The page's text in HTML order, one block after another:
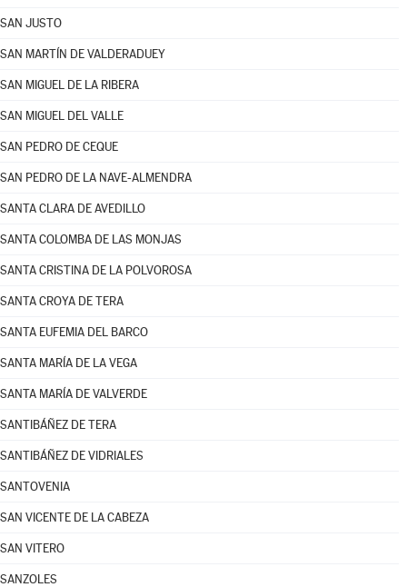
SAN JUSTO
SAN MARTÍN DE VALDERADUEY
SAN MIGUEL DE LA RIBERA
SAN MIGUEL DEL VALLE
SAN PEDRO DE CEQUE
SAN PEDRO DE LA NAVE-ALMENDRA
SANTA CLARA DE AVEDILLO
SANTA COLOMBA DE LAS MONJAS
SANTA CRISTINA DE LA POLVOROSA
SANTA CROYA DE TERA
SANTA EUFEMIA DEL BARCO
SANTA MARÍA DE LA VEGA
SANTA MARÍA DE VALVERDE
SANTIBÁÑEZ DE TERA
SANTIBÁÑEZ DE VIDRIALES
SANTOVENIA
SAN VICENTE DE LA CABEZA
SAN VITERO
SANZOLES